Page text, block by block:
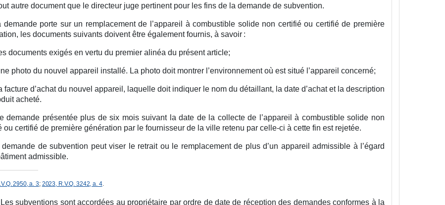
autre document que le directeur juge pertinent pour les fins de la demande de subvention.
demande porte sur un remplacement de l’appareil à combustible solide non certifié ou certifié de première
les documents suivants doivent être également fournis, à savoir :
documents exigés en vertu du premier alinéa du présent article;
photo du nouvel appareil installé. La photo doit montrer l’environnement où est situé l’appareil concerné;
facture d’achat du nouvel appareil, laquelle doit indiquer le nom du détaillant, la date d’achat et la description
acheté.
demande présentée plus de six mois suivant la date de la collecte de l’appareil à combustible solide non
ou certifié de première génération par le fournisseur de la ville retenu par celle-ci à cette fin est rejetée.
demande de subvention peut viser le retrait ou le remplacement de plus d’un appareil admissible à l’égard
admissible.
2950, a. 3; 2023, R.V.Q. 3242, a. 4.
Les subventions sont accordées au propriétaire par ordre de date de réception des demandes conformes à la